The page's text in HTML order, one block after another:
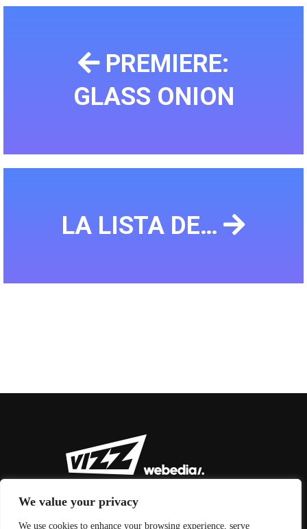
We value your privacy
We use cookies to enhance your browsing experience, serve
PREMIERE:
GLASS ONION
LA LISTA DE…